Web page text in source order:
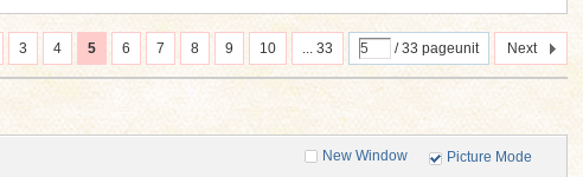
3 4 5 6 7 8 9 10 ... 33 / 33 pageunit Next
New Window Picture Mode